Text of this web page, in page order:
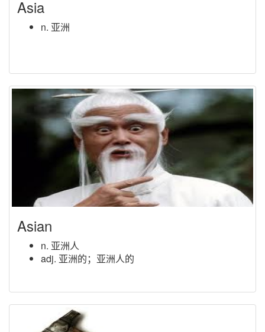
Asia
n. 亚洲
Asian
n. 亚洲人
adj. 亚洲的；亚洲人的